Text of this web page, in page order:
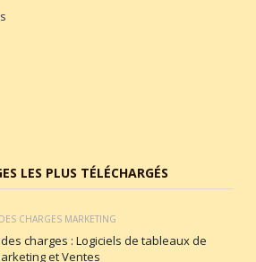
LES PLUS TÉLÉCHARGÉS
CHARGES MARKETING
charges : Logiciels de tableaux de
et Ventes